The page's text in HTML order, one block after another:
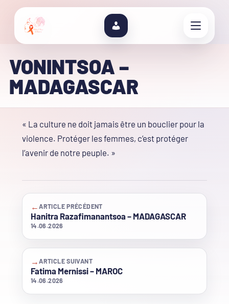
VONINTSOA –
MADAGASCAR
« La culture ne doit jamais être un bouclier pour la
violence. Protéger les femmes, c’est protéger
l’avenir de notre peuple. »
←ARTICLE PRÉCÉDENT
Hanitra Razafimanantsoa – MADAGASCAR
14.06.2026
→ARTICLE SUIVANT
Fatima Mernissi – MAROC
14.06.2026